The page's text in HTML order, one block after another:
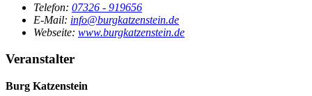
Telefon: 07326 - 919656
E-Mail: info@burgkatzenstein.de
Webseite: www.burgkatzenstein.de
Veranstalter
Burg Katzenstein